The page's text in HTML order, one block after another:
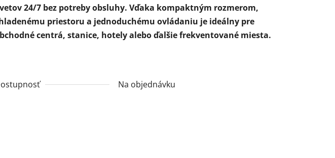
24/7 bez potreby obsluhy. Vďaka kompaktným rozmerom,
priestoru a jednoduchému ovládaniu je ideálny pre
centrá, stanice, hotely alebo ďalšie frekventované miesta.
Na objednávku